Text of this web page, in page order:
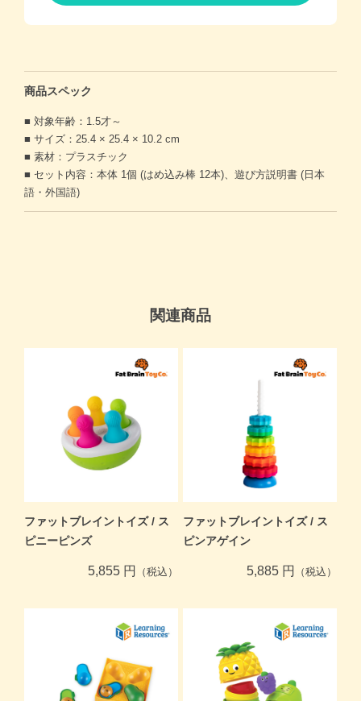
商品スペック
■ 対象年齢：1.5才～
■ サイズ：25.4 × 25.4 × 10.2 cm
■ 素材：プラスチック
■ セット内容：本体 1個 (はめ込み棒 12本)、遊び方説明書 (日本
語・外国語)
関連商品
ファットブレイントイズ / ス
ピニーピンズ
5,855 円 （税込）
ファットブレイントイズ / ス
ピンアゲイン
5,885 円 （税込）